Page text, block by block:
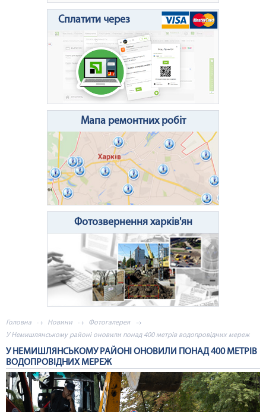
Відновлення пароля x
Для відновлення пароля введіть Ваш
логін або e-mail:
Очистити поле Надіслати
Сплатити через
Мапа ремонтних робіт
Фотозвернення харків'ян
Головна Новини
Фотогалерея
У Немишлянському районі оновили понад 400 метрів водопровідних мереж
У НЕМИШЛЯНСЬКОМУ РАЙОНІ ОНОВИЛИ ПОНАД 400 МЕТРІВ
ВОДОПРОВІДНИХ МЕРЕЖ